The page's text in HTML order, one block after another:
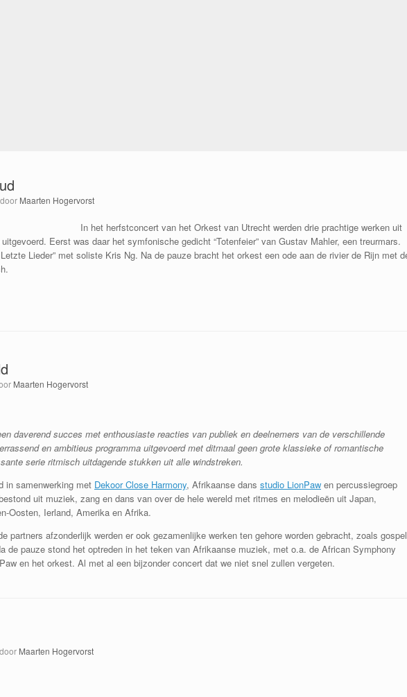
door Maarten Hogervorst
In het herfstconcert van het Orkest van Utrecht werden drie prachtige werken uit
Eerst was daar het symfonische gedicht “Totenfeier” van Gustav Mahler, een treurmars.
Lieder” met soliste Kris Ng. Na de pauze bracht het orkest een ode aan de rivier de Rijn met
Maarten Hogervorst
daverend succes met enthousiaste reacties van publiek en deelnemers van de verschillende
en ambitieus programma uitgevoerd met ditmaal geen grote klassieke of romantische
serie ritmisch uitdagende stukken uit alle windstreken.
in samenwerking met Dekoor Close Harmony, Afrikaanse dans studio LionPaw en percussiegroep
uit muziek, zang en dans van over de hele wereld met ritmes en melodieën uit Japan,
Oosten, Ierland, Amerika en Afrika.
partners afzonderlijk werden er ook gezamenlijke werken ten gehore worden gebracht, zoals gospel
de pauze stond het optreden in het teken van Afrikaanse muziek, met o.a. de African Symphony
en het orkest. Al met al een bijzonder concert dat we niet snel zullen vergeten.
door Maarten Hogervorst